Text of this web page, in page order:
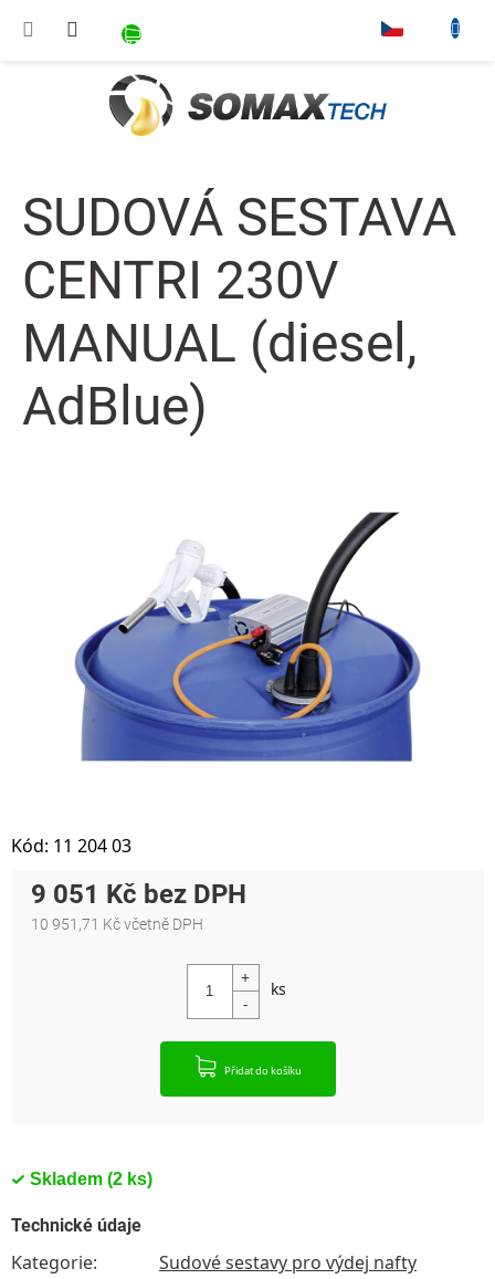
NÁKUPNÍ KOŠÍK
SUDOVÁ SESTAVA
CENTRI 230V
MANUAL (diesel,
AdBlue)
Skladem (2 ks)
9 051 Kč
10 951,71 Kč včetně DPH
Přidat do košíku
Kód: 11 204 03
Technické údaje
Kategorie:
Sudové sestavy pro výdej nafty